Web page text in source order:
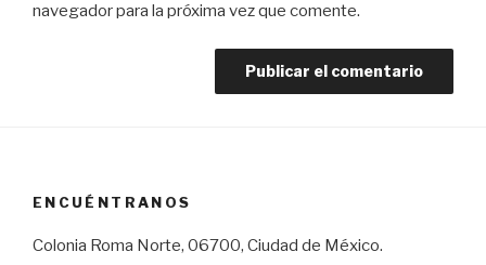
navegador para la próxima vez que comente.
ENCUÉNTRANOS
Colonia Roma Norte, 06700, Ciudad de México.